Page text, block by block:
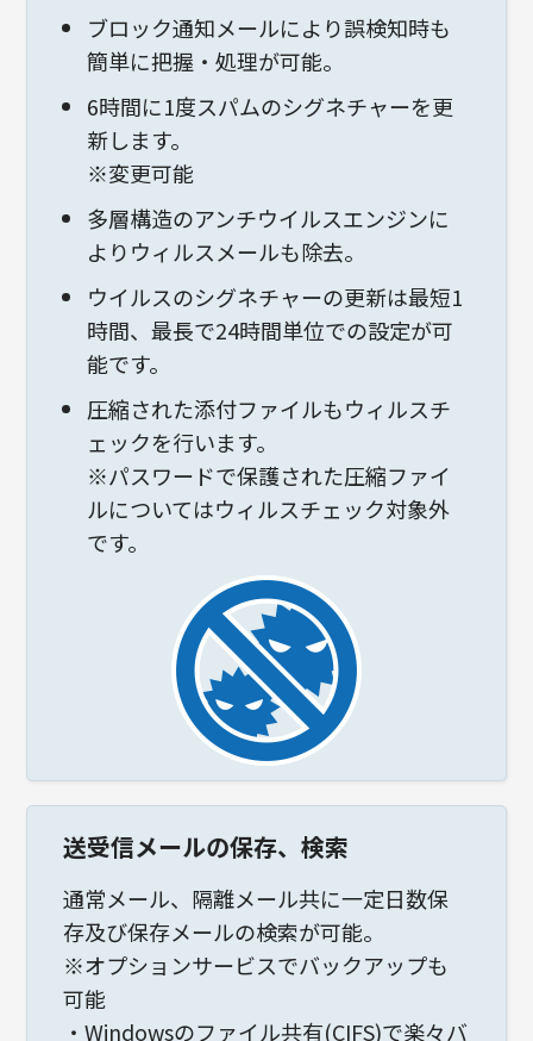
ブロック通知メールにより誤検知時も
簡単に把握・処理が可能。
6時間に1度スパムのシグネチャーを更
新します。
※変更可能
多層構造のアンチウイルスエンジンに
よりウィルスメールも除去。
ウイルスのシグネチャーの更新は最短1
時間、最長で24時間単位での設定が可
能です。
圧縮された添付ファイルもウィルスチ
ェックを行います。
※パスワードで保護された圧縮ファイ
ルについてはウィルスチェック対象外
です。
送受信メールの保存、検索
通常メール、隔離メール共に一定日数保
存及び保存メールの検索が可能。
※オプションサービスでバックアップも
可能
・Windowsのファイル共有(CIFS)で楽々バ